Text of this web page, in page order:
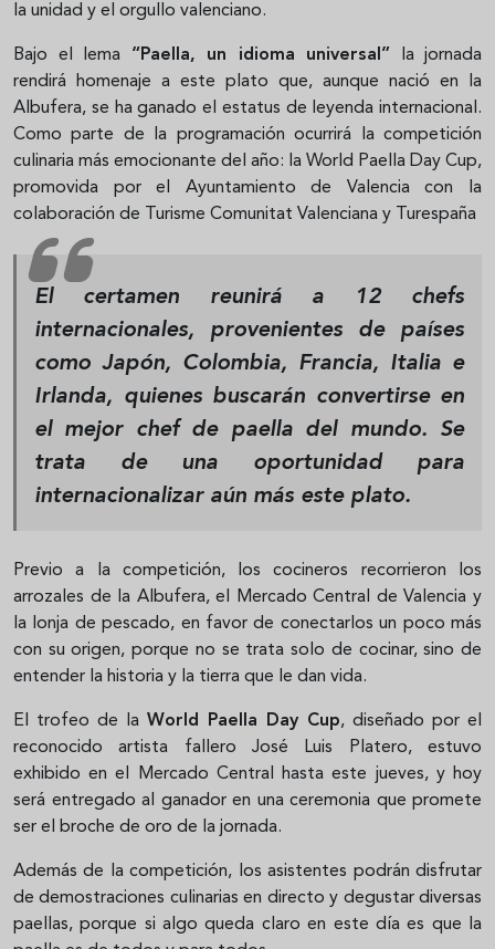
la unidad y el orgullo valenciano.
Bajo el lema “Paella, un idioma universal” la jornada
rendirá homenaje a este plato que, aunque nació en la
Albufera, se ha ganado el estatus de leyenda internacional.
Como parte de la programación ocurrirá la competición
culinaria más emocionante del año: la World Paella Day Cup,
promovida por el Ayuntamiento de Valencia con la
colaboración de Turisme Comunitat Valenciana y Turespaña
El certamen reunirá a 12 chefs
internacionales, provenientes de países
como Japón, Colombia, Francia, Italia e
Irlanda, quienes buscarán convertirse en
el mejor chef de paella del mundo. Se
trata de una oportunidad para
internacionalizar aún más este plato.
Previo a la competición, los cocineros recorrieron los
arrozales de la Albufera, el Mercado Central de Valencia y
la lonja de pescado, en favor de conectarlos un poco más
con su origen, porque no se trata solo de cocinar, sino de
entender la historia y la tierra que le dan vida.
El trofeo de la World Paella Day Cup, diseñado por el
reconocido artista fallero José Luis Platero, estuvo
exhibido en el Mercado Central hasta este jueves, y hoy
será entregado al ganador en una ceremonia que promete
ser el broche de oro de la jornada.
Además de la competición, los asistentes podrán disfrutar
de demostraciones culinarias en directo y degustar diversas
paellas, porque si algo queda claro en este día es que la